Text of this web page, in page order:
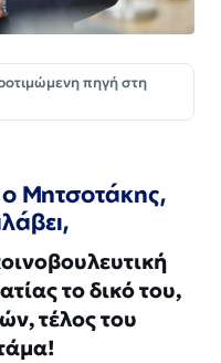
πηγή στη
Μητσοτάκης,
το δικό του,
τέλος του